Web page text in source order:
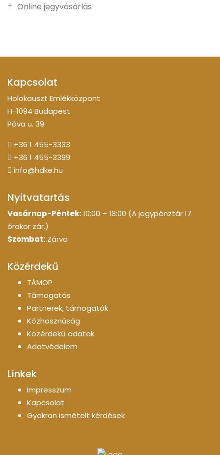
Online jegyvásárlás
Kapcsolat
Holokauszt Emlékközpont
H-1094 Budapest
Páva u. 39.
+36 1 455-3333
+36 1 455-3399
info@hdke.hu
Nyitvatartás
Vasárnap-Péntek:10:00 – 18:00 (A jegypénztár 17
órakor zár.)
Szombat: Zárva
Közérdekű
TÁMOP
Támogatás
Partnerek, támogatók
Közhasznúság
Közérdekű adatok
Adatvédelem
Linkek
Impresszum
Kapcsolat
Gyakran ismételt kérdések